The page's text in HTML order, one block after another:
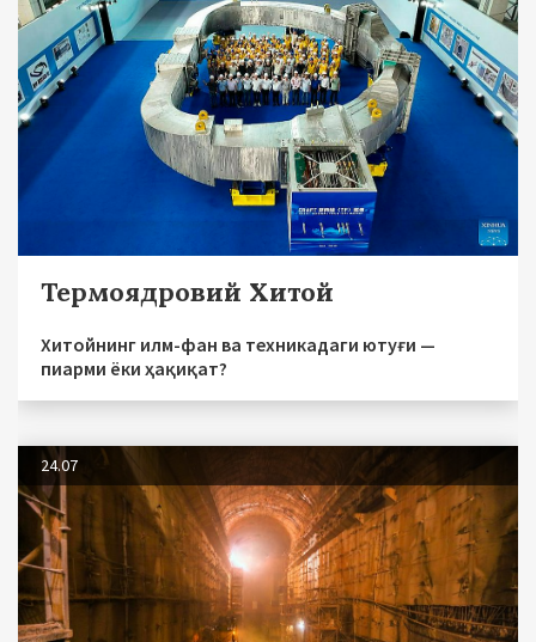
Термоядровий Хитой
Хитойнинг илм-фан ва техникадаги ютуғи —
пиарми ёки ҳақиқат?
24.07